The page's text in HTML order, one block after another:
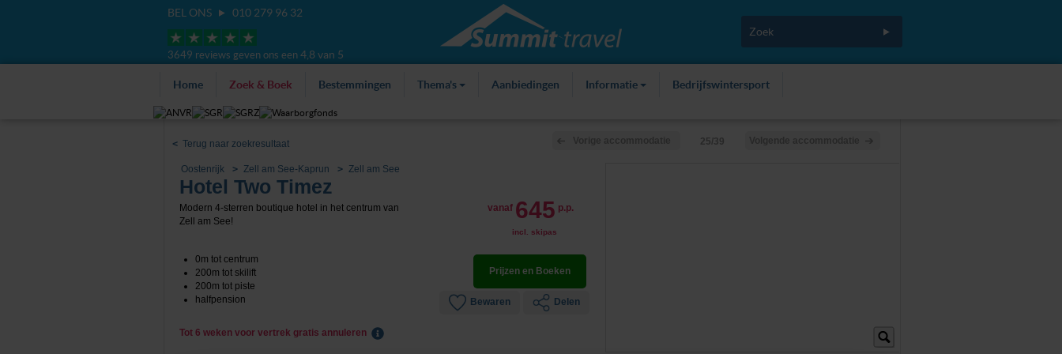
BEL ONS 010 279 96 32
3649 reviews geven ons een 4,8 van 5
Home Zoek & Boek Bestemmingen Thema's Aanbiedingen Informatie Bedrijfswintersport
<Terug naar zoekresultaat 25/39
Oostenrijk Zell am See-Kaprun Zell am See
Hotel Two Timez
Modern 4-sterren boutique hotel in het centrum van
Zell am See!
vanaf 645 p.p.
incl. skipas
0m tot centrum
200m tot skilift
200m tot piste
halfpension
Prijzen en Boeken
Bewaren Delen
Tot 6 weken voor vertrek gratis annuleren